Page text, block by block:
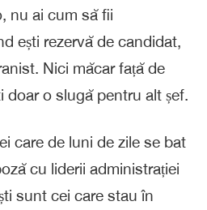
nu ai cum să fii
ești rezervă de candidat,
Nici măcar față de
doar o slugă pentru alt șef.
care de luni de zile se bat
cu liderii administrației
sunt cei care stau în